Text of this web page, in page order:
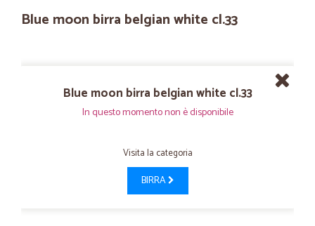
Blue moon birra belgian white cl.33
Blue moon birra belgian white cl.33
In questo momento non è disponibile
Visita la categoria
BIRRA